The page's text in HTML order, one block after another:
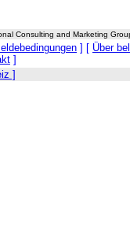
Consulting and Marketing
] [ Über
]
]